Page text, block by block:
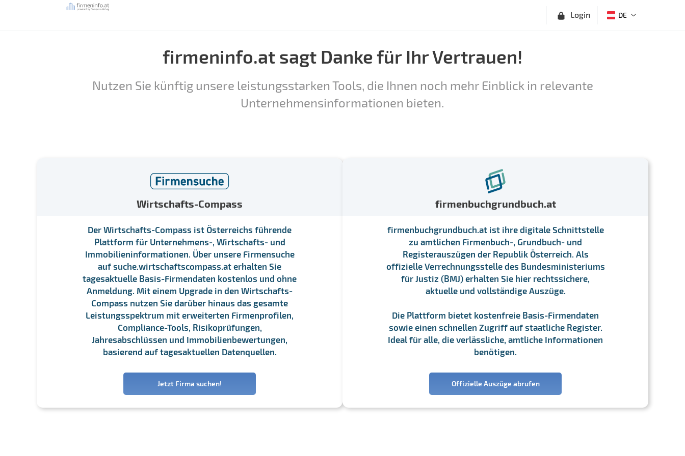
Login DE
firmeninfo.at sagt Danke für Ihr Vertrauen!
Nutzen Sie künftig unsere leistungsstarken Tools, die Ihnen noch mehr Einblick in relevante
Unternehmensinformationen bieten.
Wirtschafts-Compass
Der Wirtschafts-Compass ist Österreichs führende
Plattform für Unternehmens-, Wirtschafts- und
Immobilieninformationen. Über unsere Firmensuche
auf suche.wirtschaftscompass.at erhalten Sie
tagesaktuelle Basis-Firmendaten kostenlos und ohne
Anmeldung. Mit einem Upgrade in den Wirtschafts-
Compass nutzen Sie darüber hinaus das gesamte
Leistungsspektrum mit erweiterten Firmenprofilen,
Compliance-Tools, Risikoprüfungen,
Jahresabschlüssen und Immobilienbewertungen,
basierend auf tagesaktuellen Datenquellen.
Jetzt Firma suchen!
firmenbuchgrundbuch.at
firmenbuchgrundbuch.at ist ihre digitale Schnittstelle
zu amtlichen Firmenbuch-, Grundbuch- und
Registerauszügen der Republik Österreich. Als
offizielle Verrechnungsstelle des Bundesministeriums
für Justiz (BMJ) erhalten Sie hier rechtssichere,
aktuelle und vollständige Auszüge.
Die Plattform bietet kostenfreie Basis-Firmendaten
sowie einen schnellen Zugriff auf staatliche Register.
Ideal für alle, die verlässliche, amtliche Informationen
benötigen.
Offizielle Auszüge abrufen